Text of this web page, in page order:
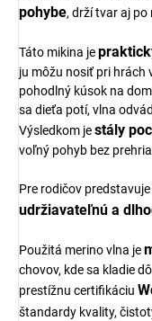
pohybe, drží tvar aj
Táto mikina je
ju môžu nosiť pri hrách
pohodlný kúsok na
sa dieťa potí, vlna
Výsledkom jestály
voľný pohyb bez
Pre rodičov
udržiavateľnú a
Použitá merino vlna je
chovov, kde sa kladie
prestížnu certifikáciu
štandardy kvality,